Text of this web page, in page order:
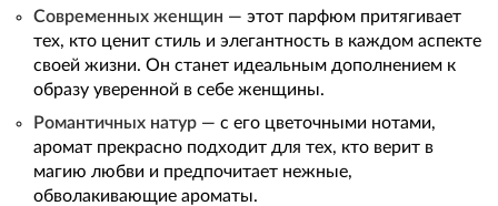
Современных женщин — этот парфюм притягивает
тех, кто ценит стиль и элегантность в каждом аспекте
своей жизни. Он станет идеальным дополнением к
образу уверенной в себе женщины.
Романтичных натур — с его цветочными нотами,
аромат прекрасно подходит для тех, кто верит в
магию любви и предпочитает нежные,
обволакивающие ароматы.